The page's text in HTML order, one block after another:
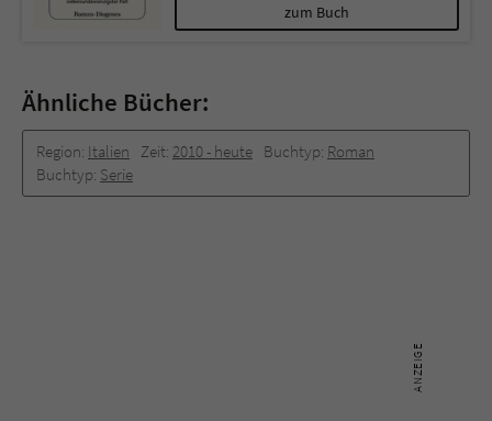
zum Buch
Ähnliche Bücher:
Region: Italien Zeit: 2010 -­ heute Buchtyp: Roman
Buchtyp: Serie